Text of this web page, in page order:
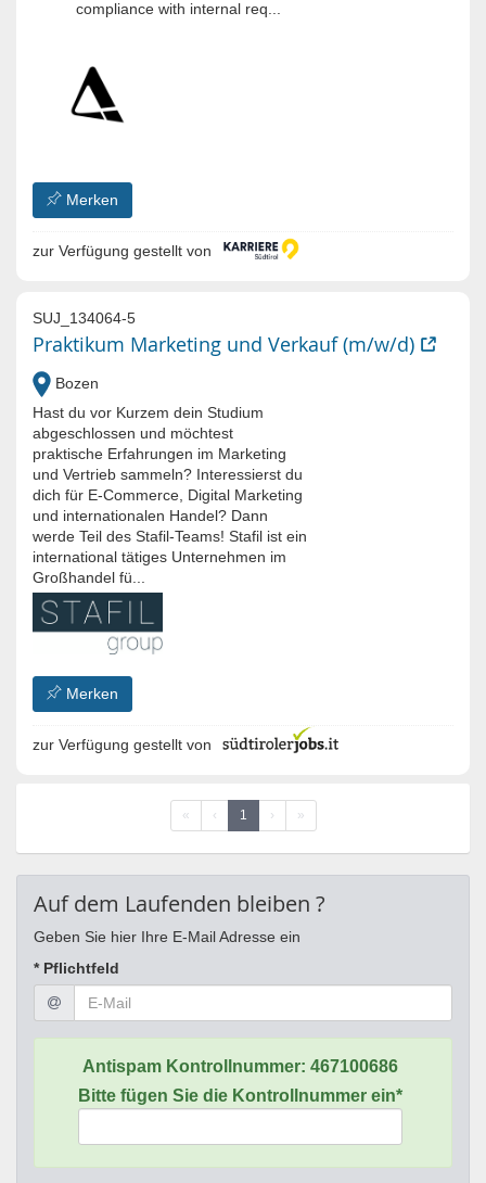
compliance with internal req...
Merken
zur Verfügung gestellt von
SUJ_134064-5
Praktikum Marketing und Verkauf (m/w/d)
Bozen
Hast du vor Kurzem dein Studium
abgeschlossen und möchtest
praktische Erfahrungen im Marketing
und Vertrieb sammeln? Interessierst du
dich für E-Commerce, Digital Marketing
und internationalen Handel? Dann
werde Teil des Stafil-Teams! Stafil ist ein
international tätiges Unternehmen im
Großhandel fü...
Merken
zur Verfügung gestellt von
« ‹ 1 › »
Auf dem Laufenden bleiben ?
Geben Sie hier Ihre E-Mail Adresse ein
* Pflichtfeld
Antispam Kontrollnummer: 467100686
Bitte fügen Sie die Kontrollnummer ein*